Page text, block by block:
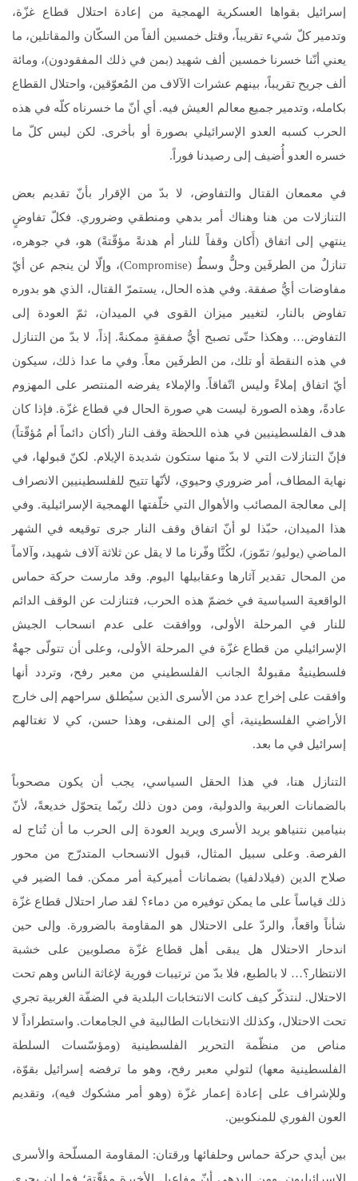
إسرائيل بقواها العسكرية الهمجية من إعادة احتلال قطاع غزّة،
وتدمير كلّ شيء تقريباً، وقتل خمسين ألفاً من السكّان والمقاتلين، ما
يعني أنّنا خسرنا خمسين ألف شهيد (بمن في ذلك المفقودون)، ومائة
ألف جريح تقريباً، بينهم عشرات الآلاف من المُعوّقين، واحتلال القطاع
بكامله، وتدمير جميع معالم العيش فيه. أي أنّ ما خسرناه كلّه في هذه
الحرب كسبه العدو الإسرائيلي بصورة أو بأخرى. لكن ليس كلّ ما
خسره العدو أُضيف إلى رصيدنا فوراً.
في معمعان القتال والتفاوض، لا بدّ من الإقرار بأنّ تقديم بعض
التنازلات من هنا وهناك أمر بدهي ومنطقي وضروري. فكلّ تفاوضٍ
ينتهي إلى اتفاق (أَكان وقفاً للنار أم هدنةً مؤقّتةً) هو، في جوهره،
تنازلٌ من الطرفَين وحلٌّ وسطٌ (Compromise)، وإلّا لن ينجم عن أيّ
مفاوضات أيُّ صفقة. وفي هذه الحال، يستمرّ القتال، الذي هو بدوره
تفاوض بالنار، لتغيير ميزان القوى في الميدان، ثمّ العودة إلى
التفاوض… وهكذا حتّى تصبح أيُّ صفقةٍ ممكنةً. إذاً، لا بدّ من التنازل
في هذه النقطة أو تلك، من الطرفَين معاً. وفي ما عدا ذلك، سيكون
أيّ اتفاق إملاءً وليس اتّفاقاً. والإملاء يفرضه المنتصر على المهزوم
عادةً، وهذه الصورة ليست هي صورة الحال في قطاع غزّة. فإذا كان
هدف الفلسطينيين في هذه اللحظة وقف النار (أكان دائماً أم مُؤقّتاً)
فإنّ التنازلات التي لا بدّ منها ستكون شديدة الإيلام. لكنّ قبولها، في
نهاية المطاف، أمر ضروري وحيوي، لأنّها تتيح للفلسطينيين الانصراف
إلى معالجة المصائب والأهوال التي خلّفتها الهمجية الإسرائيلية. وفي
هذا الميدان، حبّذا لو أنّ اتفاق وقف النار جرى توقيعه في الشهر
الماضي (يوليو/ تمّوز)، لكُنَّا وفّرنا ما لا يقل عن ثلاثة آلاف شهيد، وآلاماً
من المحال تقدير آثارها وعقابيلها اليوم. وقد مارست حركة حماس
الواقعية السياسية في خضمّ هذه الحرب، فتنازلت عن الوقف الدائم
للنار في المرحلة الأولى، ووافقت على عدم انسحاب الجيش
الإسرائيلي من قطاع غزّة في المرحلة الأولى، وعلى أن تتولّى جهةٌ
فلسطينيةٌ مقبولةٌ الجانب الفلسطيني من معبر رفح، وتردد أنها
وافقت على إخراج عدد من الأسرى الذين سيُطلق سراحهم إلى خارج
الأراضي الفلسطينية، أي إلى المنفى، وهذا حسن، كي لا تغتالهم
إسرائيل في ما بعد.
التنازل هنا، في هذا الحقل السياسي، يجب أن يكون مصحوباً
بالضمانات العربية والدولية، ومن دون ذلك ربّما يتحوّل خديعةً، لأنّ
بنيامين نتنياهو يريد الأسرى ويريد العودة إلى الحرب ما أن تُتاح له
الفرصة. وعلى سبيل المثال، قبول الانسحاب المتدرّج من محور
صلاح الدين (فيلادلفيا) بضمانات أميركية أمر ممكن. فما الضير في
ذلك قياساً على ما يمكن توفيره من دماء؟ لقد صار احتلال قطاع غزّة
شأناً واقعاً، والردّ على الاحتلال هو المقاومة بالضرورة. وإلى حين
اندحار الاحتلال هل يبقى أهل قطاع غزّة مصلوبين على خشبة
الانتظار؟… لا بالطبع، فلا بدّ من ترتيبات فورية لإغاثة الناس وهم تحت
الاحتلال. لنتذكّر كيف كانت الانتخابات البلدية في الضفّة الغربية تجري
تحت الاحتلال، وكذلك الانتخابات الطالبية في الجامعات. واستطراداً لا
مناص من منظّمة التحرير الفلسطينية (ومؤسّسات السلطة
الفلسطينية معها) لتولي معبر رفح، وهو ما ترفضه إسرائيل بقوّة،
وللإشراف على إعادة إعمار غزّة (وهو أمر مشكوك فيه)، وتقديم
العون الفوري للمنكوبين.
بين أيدي حركة حماس وحلفائها ورقتان: المقاومة المسلّحة والأسرى